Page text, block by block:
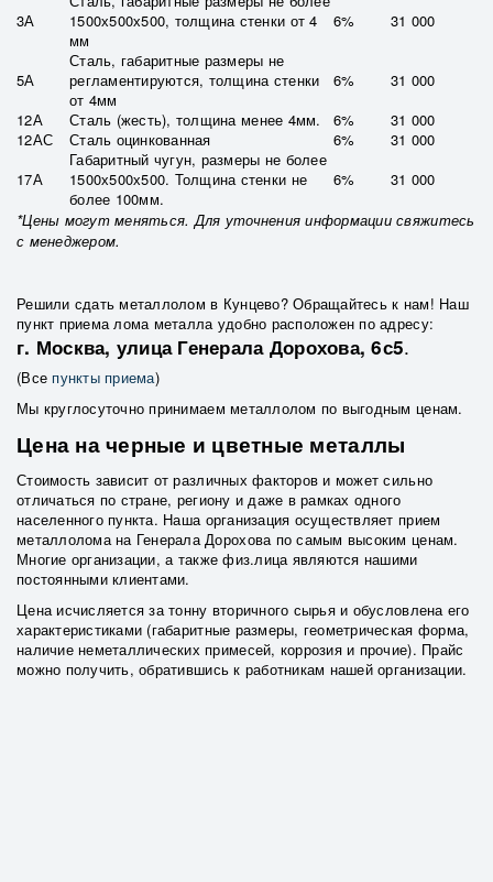
3А
1500х500х500, толщина стенки от 4
мм
6% 31 000
5А
Сталь, габаритные размеры не
регламентируются, толщина стенки
от 4мм
6%
31 000
12А
Сталь (жесть), толщина менее 4мм. 6%
31 000
12АС
Сталь оцинкованная 6%
31 000
17А
Габаритный чугун, размеры не более
1500х500х500. Толщина стенки не
более 100мм.
6%
31 000
*Цены могут меняться. Для уточнения информации свяжитесь
с менеджером.
Решили сдать металлолом в Кунцево? Обращайтесь к нам! Наш
пункт приема лома металла удобно расположен по адресу:
г. Москва, улица Генерала Дорохова, 6с5.
(Все пункты приема)
Мы круглосуточно принимаем металлолом по выгодным ценам.
Цена на черные и цветные металлы
Стоимость зависит от различных факторов и может сильно
отличаться по стране, региону и даже в рамках одного
населенного пункта. Наша организация осуществляет прием
металлолома на Генерала Дорохова по самым высоким ценам.
Многие организации, а также физ.лица являются нашими
постоянными клиентами.
Цена исчисляется за тонну вторичного сырья и обусловлена его
характеристиками (габаритные размеры, геометрическая форма,
наличие неметаллических примесей, коррозия и прочие). Прайс
можно получить, обратившись к работникам нашей организации.